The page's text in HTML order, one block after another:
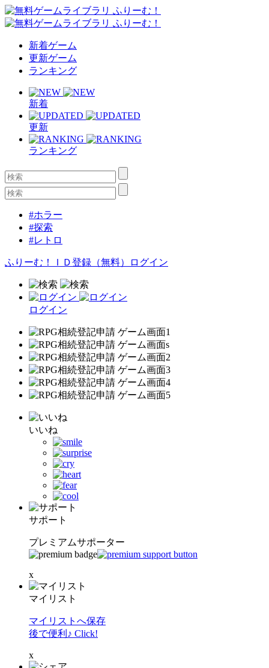
新着ゲーム
更新ゲーム
ランキング
新着
更新
ランキング
#ホラー
#探索
#レトロ
ふりーむ！ＩＤ登録（無料） ログイン
ログイン
いいね
サポート
プレミアムサポーター
x
マイリスト
マイリストへ保存
後で便利♪ Click!
x